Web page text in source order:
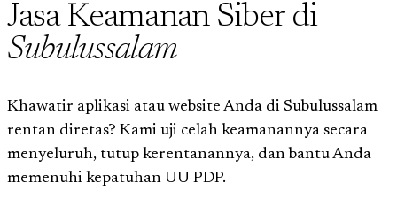
Jasa Keamanan Siber di
Subulussalam
Khawatir aplikasi atau website Anda di Subulussalam
rentan diretas? Kami uji celah keamanannya secara
menyeluruh, tutup kerentanannya, dan bantu Anda
memenuhi kepatuhan UU PDP.